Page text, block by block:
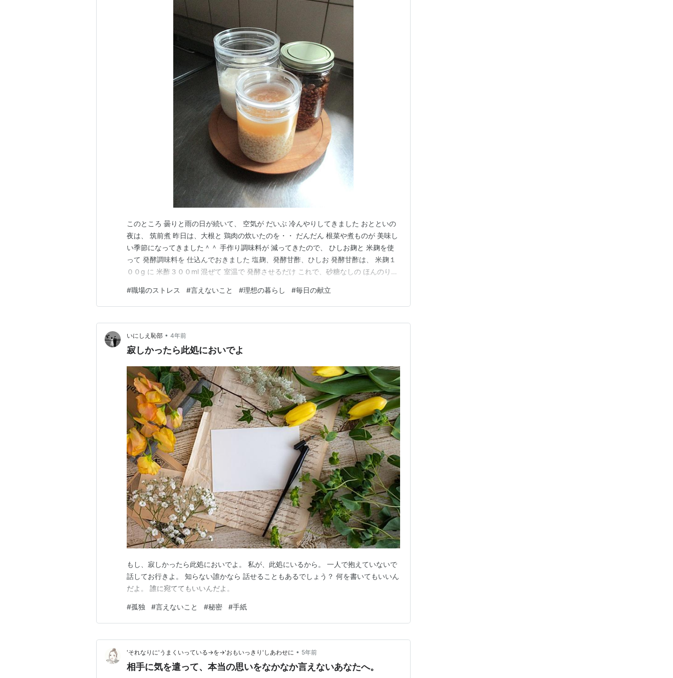
このところ 曇りと雨の日が続いて、 空気が だいぶ 冷んやりしてきました おとといの
夜は、 筑前煮 昨日は、大根と 鶏肉の炊いたのを・・ だんだん 根菜や煮ものが 美味し
い季節になってきました＾＾ 手作り調味料が 減ってきたので、 ひしお麹と 米麹を使
って 発酵調味料を 仕込んでおきました 塩麹、発酵甘酢、ひしお 発酵甘酢は、 米麹１
００g に 米酢３００ml 混ぜて 室温で 発酵させるだけ これで、砂糖なしの ほんのり甘
YouTubeが 中心になってますが、 昨日は ある地方都市の 議会の様子を見…
#職場のストレス #言えないこと #理想の暮らし #毎日の献立
いにしえ恥部 • 4年前
寂しかったら此処においでよ
もし、寂しかったら此処においでよ。 私が、此処にいるから。 一人で抱えていないで
話してお行きよ。 知らない誰かなら 話せることもあるでしょう？ 何を書いてもいいん
だよ。 誰に宛ててもいいんだよ。
#孤独 #言えないこと #秘密 #手紙
'それなりに'うまくいっている→を→'おもいっきり'しあわせに • 5年前
相手に気を遣って、本当の思いをなかなか言えないあなたへ。